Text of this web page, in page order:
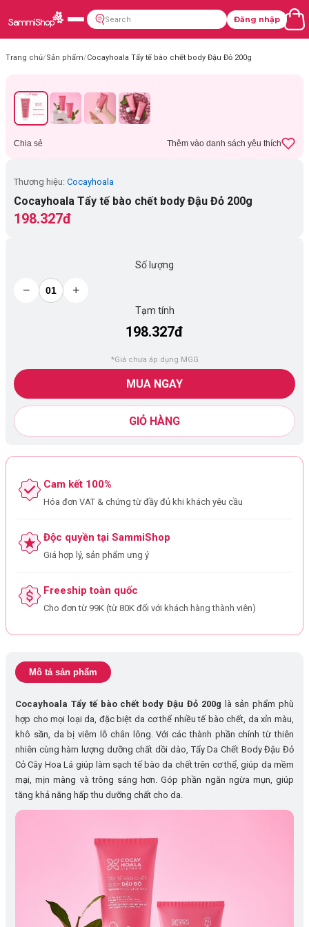
Đăng nhập
Trang chủ/Sản phẩm/Cocayhoala Tẩy tế bào chết body Đậu Đỏ 200g
Chia sẻ Thêm vào danh sách yêu thích
Thương hiệu: Cocayhoala
Cocayhoala Tẩy tế bào chết body Đậu Đỏ 200g
198.327đ
Số lượng
− +
Tạm tính
198.327đ
*Giá chưa áp dụng MGG
MUA NGAY
GIỎ HÀNG
Cam kết 100%
Hóa đơn VAT & chứng từ đầy đủ khi khách yêu cầu
Độc quyền tại SammiShop
Giá hợp lý, sản phẩm ưng ý
Freeship toàn quốc
Cho đơn từ 99K (từ 80K đối với khách hàng thành viên)
Mô tả sản phẩm
Cocayhoala Tẩy tế bào chết body Đậu Đỏ 200g là sản phẩm phù
hợp cho mọi loại da, đặc biệt da cơ thể nhiều tế bào chết, da xỉn màu,
khô sần, da bị viêm lỗ chân lông. Với các thành phần chính từ thiên
nhiên cùng hàm lượng dưỡng chất dồi dào, Tẩy Da Chết Body Đậu Đỏ
Cỏ Cây Hoa Lá giúp làm sạch tế bào da chết trên cơ thể, giúp da mềm
mại, mịn màng và trông sáng hơn. Góp phần ngăn ngừa mụn, giúp
tăng khả năng hấp thu dưỡng chất cho da.